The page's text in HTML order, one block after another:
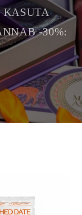
-30%: